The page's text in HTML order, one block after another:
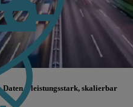
– leistungsstark, skalierbar